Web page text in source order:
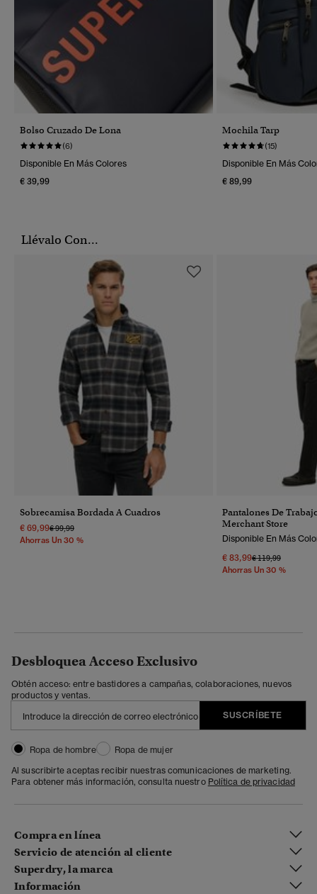
Bolso Cruzado De Lona
(6)
Disponible En Más Colores
€ 39,99
Mochila Tarp
(15)
Disponible En Más
€ 89,99
Llévalo Con...
Sobrecamisa Bordada A Cuadros
€ 69,99Precio Rebajado De
€ 99,99A
Ahorras Un 30 %
Pantalones De
Merchant Store
Disponible En Más
€ 83,99Precio Rebajado
€ 119,99A
Ahorras Un 30 %
Desbloquea Acceso Exclusivo
Obtén acceso: entre bastidores a campañas, colaboraciones, nuevos
productos y ventas.
SUSCRÍBETE
Ropa de hombre
Ropa de mujer
Al suscribirte aceptas recibir nuestras comunicaciones de marketing.
Para obtener más información, consulta nuestro Política de privacidad
Compra en línea
Servicio de atención al cliente
Superdry, la marca
Información